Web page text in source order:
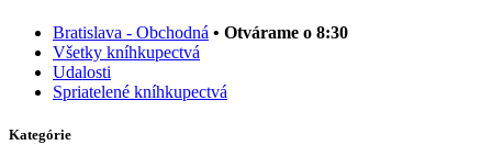
Bratislava - Obchodná • Otvárame o 8:30
Všetky kníhkupectvá
Udalosti
Spriatelené kníhkupectvá
Kategórie